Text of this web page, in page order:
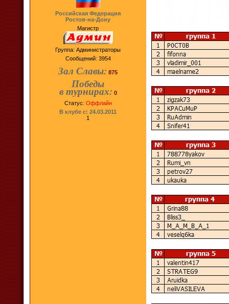
Российская Федерация
Ростов-на-Дону
Магистр
Группа: Администраторы
Сообщений: 3954
Зал Славы: 875
Победы
в турнирах: 0
Статус: Оффлайн
В клубе с: 24.03.2011
1